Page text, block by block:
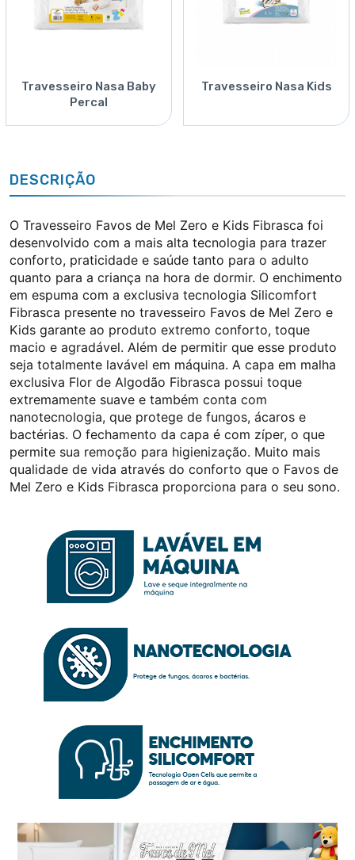
Travesseiro Nasa Baby
Percal
Travesseiro Nasa Kids
DESCRIÇÃO
O Travesseiro Favos de Mel Zero e Kids Fibrasca foi
desenvolvido com a mais alta tecnologia para trazer
conforto, praticidade e saúde tanto para o adulto
quanto para a criança na hora de dormir. O enchimento
em espuma com a exclusiva tecnologia Silicomfort
Fibrasca presente no travesseiro Favos de Mel Zero e
Kids garante ao produto extremo conforto, toque
macio e agradável. Além de permitir que esse produto
seja totalmente lavável em máquina. A capa em malha
exclusiva Flor de Algodão Fibrasca possui toque
extremamente suave e também conta com
nanotecnologia, que protege de fungos, ácaros e
bactérias. O fechamento da capa é com zíper, o que
permite sua remoção para higienização. Muito mais
qualidade de vida através do conforto que o Favos de
Mel Zero e Kids Fibrasca proporciona para o seu sono.